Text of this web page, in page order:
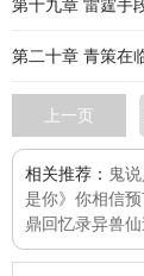
第十九章 雷霆手
第二十章 青策在
上一页
相关推荐： 鬼
是你》 你相信预
鼎回忆录异兽仙